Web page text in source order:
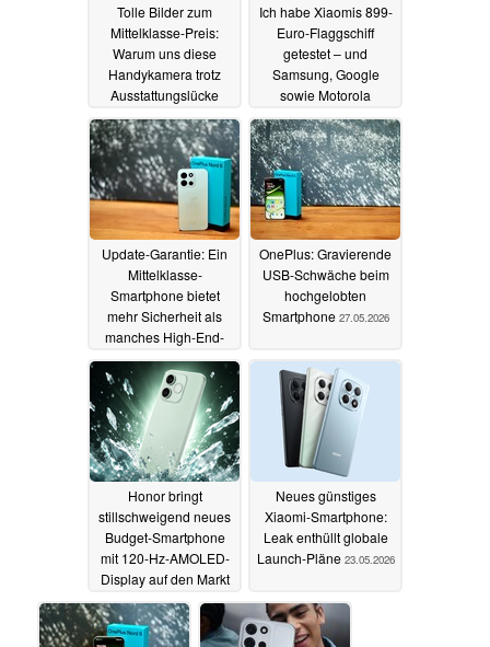
Tolle Bilder zum
Mittelklasse-Preis:
Warum uns diese
Handykamera trotz
Ausstattungslücke
überzeugt29.05.2026
Ich habe Xiaomis 899-
Euro-Flaggschiff
getestet – und
Samsung, Google
sowie Motorola
bekommen ernsthafte
Konkurrenz28.05.2026
Update-Garantie: Ein
Mittelklasse-
Smartphone bietet
mehr Sicherheit als
manches High-End-
Handy28.05.2026
OnePlus: Gravierende
USB-Schwäche beim
hochgelobten
Smartphone 27.05.2026
Honor bringt
stillschweigend neues
Budget-Smartphone
mit 120-Hz-AMOLED-
Display auf den Markt
26.05.2026
Neues günstiges
Xiaomi-Smartphone:
Leak enthüllt globale
Launch-Pläne 23.05.2026